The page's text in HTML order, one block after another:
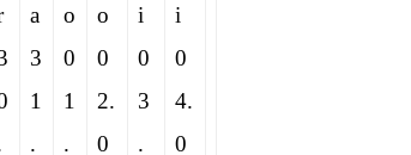
a
3
1
.
o
0
1
.
o
0
2.
0
i
0
3
.
i
0
4.
0